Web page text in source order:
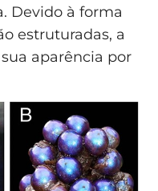
Devido à forma
estruturadas, a
aparência por